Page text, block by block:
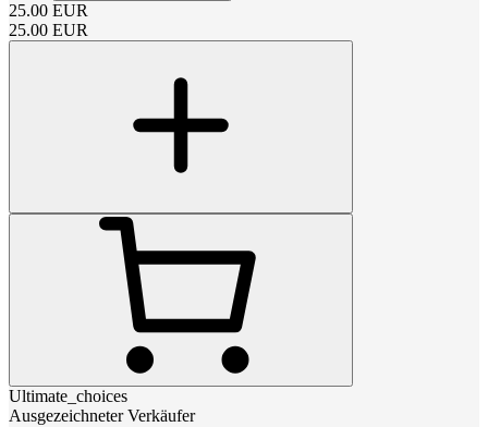
25.00 EUR
25.00 EUR
Ultimate_choices
Ausgezeichneter Verkäufer